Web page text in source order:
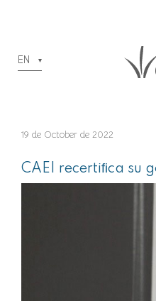
EN
19 de October de 2022
CAEI recertiﬁca su